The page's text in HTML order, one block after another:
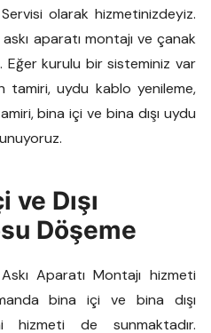
olarak hizmetinizdeyiz.
aparatı montajı ve çanak
Eğer kurulu bir sisteminiz var
tamiri, uydu kablo yenileme,
bina içi ve bina dışı uydu
Dışı
Döşeme
Aparatı Montajı hizmeti
bina içi ve bina dışı
hizmeti de sunmaktadır.